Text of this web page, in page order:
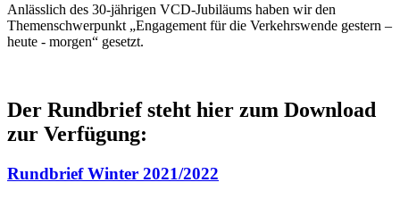
Anlässlich des 30-jährigen VCD-Jubiläums haben wir den
Themenschwerpunkt „Engagement für die Verkehrswende gestern –
heute - morgen“ gesetzt.
Der Rundbrief steht hier zum Download
zur Verfügung:
Rundbrief Winter 2021/2022